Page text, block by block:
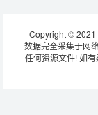
Copyright © 2021
数据完全采集于网
任何资源文件! 如